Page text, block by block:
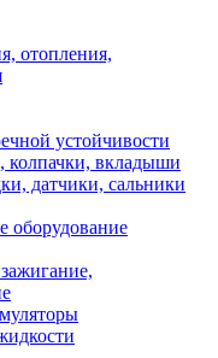
отопления,
устойчивости
колпачки, вкладыши
датчики, сальники
оборудование